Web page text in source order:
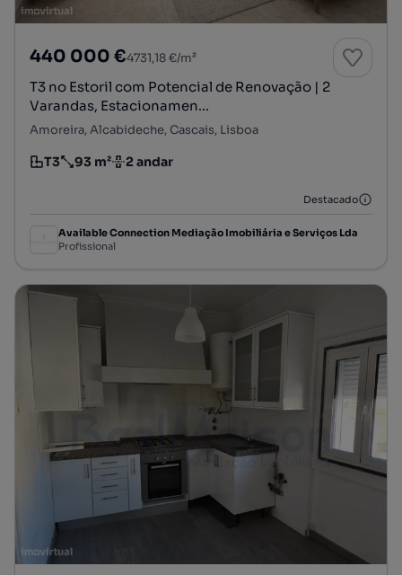
440 000 €4731,18 €/m²
T3 no Estoril com Potencial de Renovação | 2
Varandas, Estacionamen...
Amoreira, Alcabideche, Cascais, Lisboa
Tipologia
T3
Preço por metro quadrado
93 m²
Andar 2 andar
Destacado
Available Connection Mediação Imobiliária e Serviços Lda
Profissional